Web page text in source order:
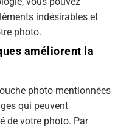
indésirables et
photo.
améliorent la
photo mentionnées
qui peuvent
de votre photo. Par